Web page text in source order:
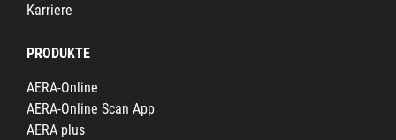
Karriere
PRODUKTE
AERA-Online
AERA-Online Scan App
AERA plus